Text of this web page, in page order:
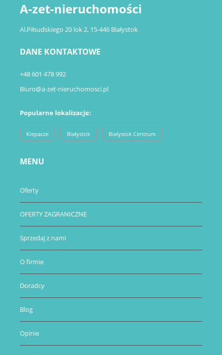
A-zet-nieruchomości
Al.Piłsudskiego 20 lok 2, 15-446 Białystok
DANE KONTAKTOWE
+48 601 478 992
Biuro@a-zet-nieruchomosci.pl
Popularne lokalizacje:
Klepacze Białystok Białystok Centrum
MENU
Oferty
OFERTY ZAGRANICZNE
Sprzedaj z nami
O firmie
Doradcy
Blog
Opinie